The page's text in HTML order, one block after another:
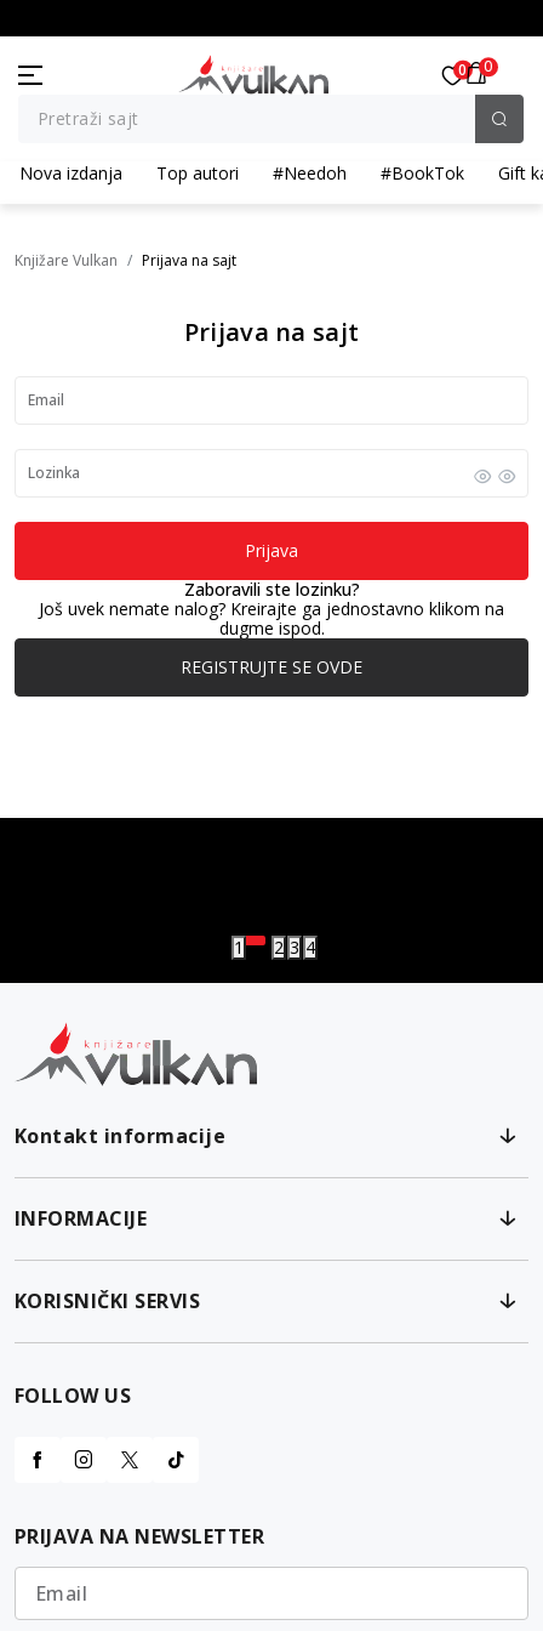
Pretraži sajt
0 0
Nova izdanja Top autori #Needoh #BookTok Gift
Knjižare Vulkan Prijava na sajt
Prijava na sajt
Email
Lozinka
Prijava
Zaboravili ste lozinku?
Još uvek nemate nalog? Kreirajte ga jednostavno klikom na
dugme ispod.
REGISTRUJTE SE OVDE
1 2 3 4
Kontakt informacije
INFORMACIJE
KORISNIČKI SERVIS
FOLLOW US
PRIJAVA NA NEWSLETTER
Email